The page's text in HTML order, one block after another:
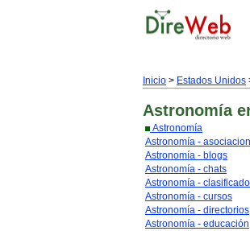
Inicio > Estados Unidos
Astronomía
Astronomía
Astronomía -
Astronomía - blogs
Astronomía - chats
Astronomía -
Astronomía - cursos
Astronomía - directorios
Astronomía - educación